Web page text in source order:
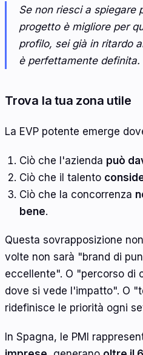
Se non riesci a spiegare
progetto è migliore per
profilo, sei già in ritardo
è perfettamente definita.
Trova la tua zona utile
La EVP potente emerge
Ciò che l'azienda può
Ciò che il talento
Ciò che la concorrenza
bene.
Questa sovrapposizione
volte non sarà "brand di
eccellente". O "percorso di
dove si vede l'impatto". O
ridefinisce le priorità ogni
In Spagna, le PMI